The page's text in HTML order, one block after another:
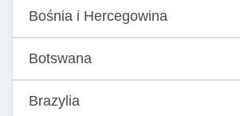
Bośnia i Hercegowina
Botswana
Brazylia